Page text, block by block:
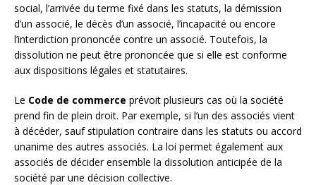
social, l’arrivée du terme fixé dans les statuts, la démission
d’un associé, le décès d’un associé, l’incapacité ou encore
l’interdiction prononcée contre un associé. Toutefois, la
dissolution ne peut être prononcée que si elle est conforme
aux dispositions légales et statutaires.
Le Code de commerce prévoit plusieurs cas où la société
prend fin de plein droit. Par exemple, si l’un des associés vient
à décéder, sauf stipulation contraire dans les statuts ou accord
unanime des autres associés. La loi permet également aux
associés de décider ensemble la dissolution anticipée de la
société par une décision collective.